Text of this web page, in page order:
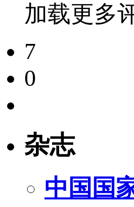
加载更多
7
0
杂志
中国国